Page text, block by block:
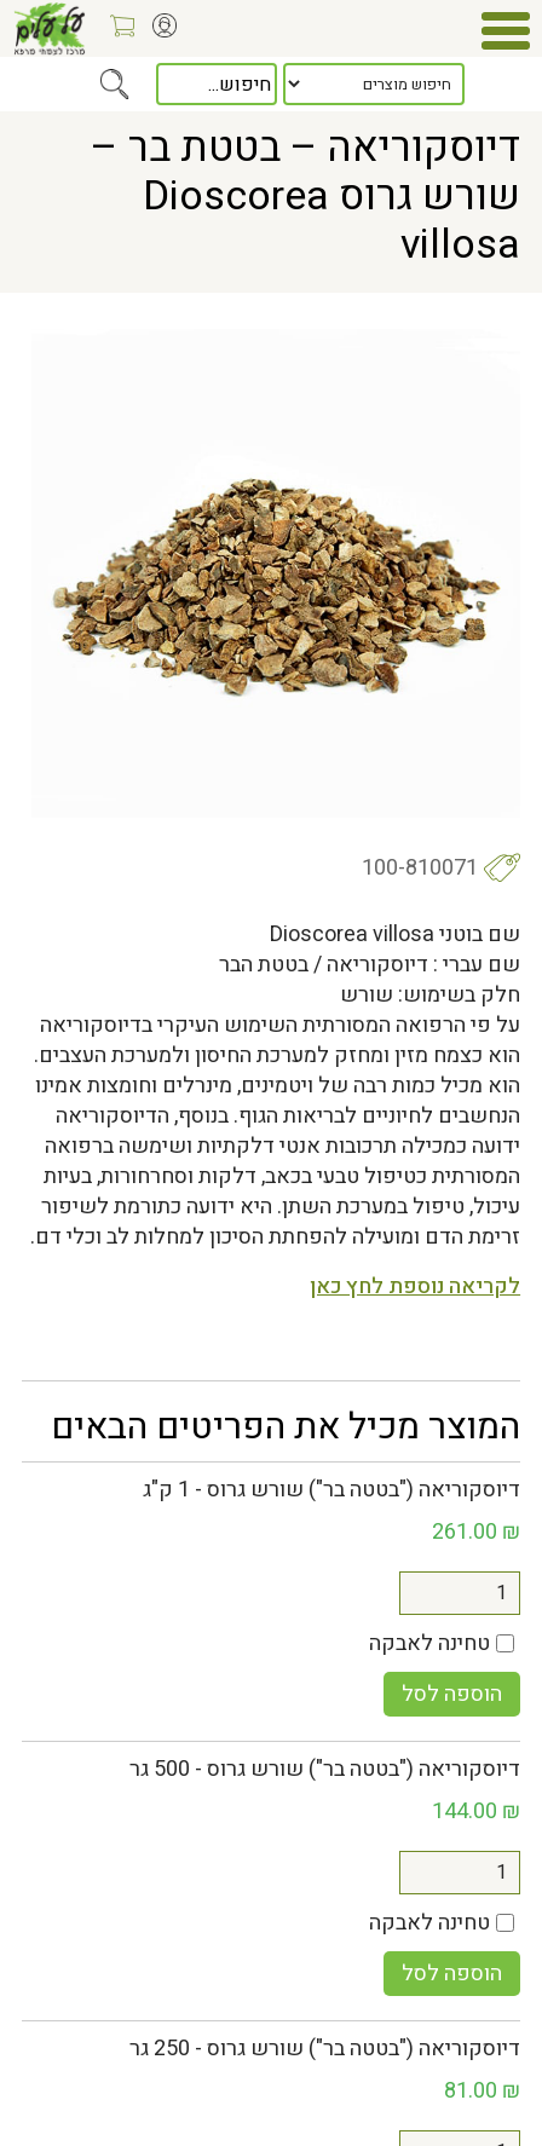
> דיוסקוריאה – בטטת בר – שורש גרוס Dioscorea villosa
דיוסקוריאה – בטטת בר –
שורש גרוס Dioscorea
villosa
100-810071
שם בוטני Dioscorea villosa
שם עברי : דיוסקוריאה / בטטת הבר
חלק בשימוש: שורש
על פי הרפואה המסורתית השימוש העיקרי בדיוסקוריאה
הוא כצמח מזין ומחזק למערכת החיסון ולמערכת העצבים.
הוא מכיל כמות רבה של ויטמינים, מינרלים וחומצות אמינו
הנחשבים לחיוניים לבריאות הגוף. בנוסף, הדיוסקוריאה
ידועה כמכילה תרכובות אנטי דלקתיות ושימשה ברפואה
המסורתית כטיפול טבעי בכאב, דלקות וסחרחורות, בעיות
עיכול, טיפול במערכת השתן. היא ידועה כתורמת לשיפור
זרימת הדם ומועילה להפחתת הסיכון למחלות לב וכלי דם.
לקריאה נוספת לחץ כאן
המוצר מכיל את הפריטים הבאים
דיוסקוריאה ("בטטה בר") שורש גרוס - 1 ק"ג
261.00 ₪
טחינה לאבקה
הוספה לסל
דיוסקוריאה ("בטטה בר") שורש גרוס - 500 גר
144.00 ₪
טחינה לאבקה
הוספה לסל
דיוסקוריאה ("בטטה בר") שורש גרוס - 250 גר
81.00 ₪